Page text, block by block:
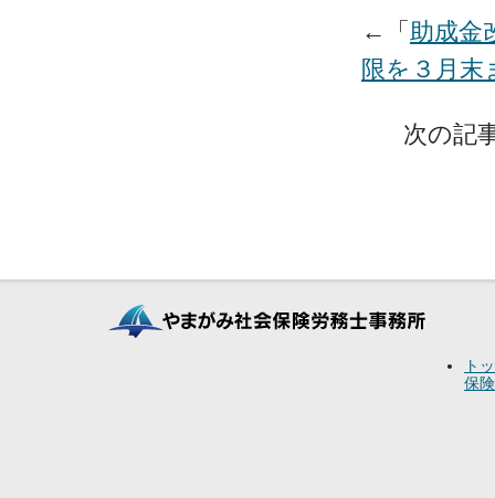
←「 助成金
限を３月末
次の記
ト
保